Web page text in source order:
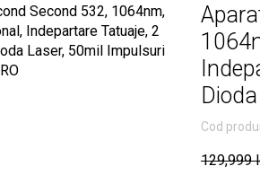
Cod
129,999